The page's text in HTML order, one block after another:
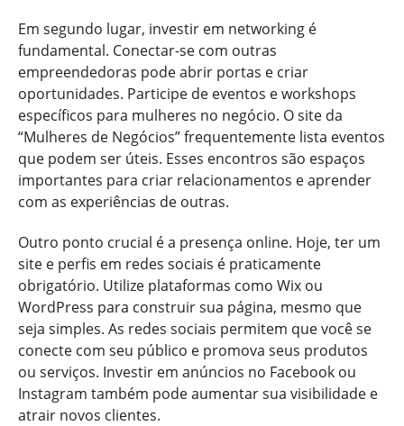
Em segundo lugar, investir em networking é
fundamental. Conectar-se com outras
empreendedoras pode abrir portas e criar
oportunidades. Participe de eventos e workshops
específicos para mulheres no negócio. O site da
“Mulheres de Negócios” frequentemente lista eventos
que podem ser úteis. Esses encontros são espaços
importantes para criar relacionamentos e aprender
com as experiências de outras.
Outro ponto crucial é a presença online. Hoje, ter um
site e perfis em redes sociais é praticamente
obrigatório. Utilize plataformas como Wix ou
WordPress para construir sua página, mesmo que
seja simples. As redes sociais permitem que você se
conecte com seu público e promova seus produtos
ou serviços. Investir em anúncios no Facebook ou
Instagram também pode aumentar sua visibilidade e
atrair novos clientes.